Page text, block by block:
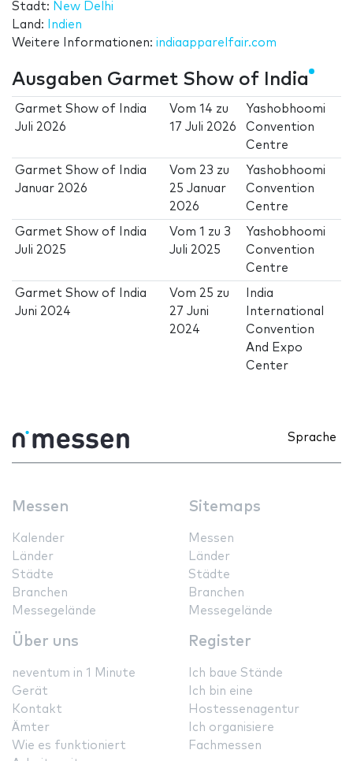
Stadt: New Delhi
Land:
Indien
Weitere Informationen: indiaapparelfair.com
Ausgaben Garmet Show of India
Garmet Show of India
Juli 2026
Vom14 zu
17 Juli 2026
Yashobhoomi
Convention
Centre
Garmet Show of India
Januar 2026
Vom 23 zu
25 Januar
2026
Yashobhoomi
Convention
Centre
Garmet Show of India
Juli 2025
Vom1 zu 3
Juli 2025
Yashobhoomi
Convention
Centre
Garmet Show of India
Juni 2024
Vom 25 zu
27 Juni
2024
India
International
Convention
And Expo
Center
Sprache
Messen
Kalender
Länder
Städte
Branchen
Messegelände
Sitemaps
Messen
Länder
Städte
Branchen
Messegelände
Über uns
neventum in 1 Minute
Gerät
Kontakt
Ämter
Wie es funktioniert
Register
Ich baue Stände
Ich bin eine
Hostessenagentur
Ich organisiere
Fachmessen